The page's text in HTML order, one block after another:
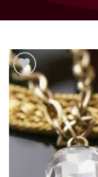
افزودن
به
علاقه
مندی
ها